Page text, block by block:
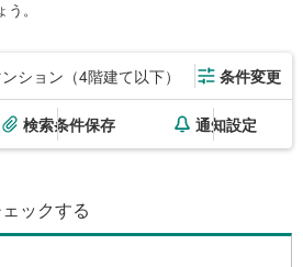
。
ション（4階建て以下） 条件変更
検索条件保存 通知設定
ックする